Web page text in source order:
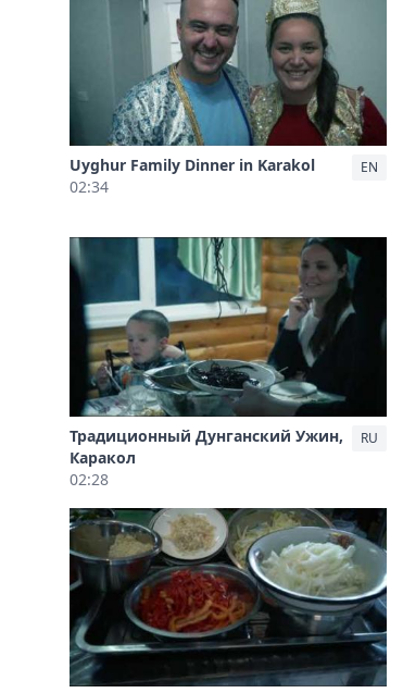
Uyghur Family Dinner in Karakol
02:34
EN
Традиционный Дунганский Ужин,
Каракол
02:28
RU